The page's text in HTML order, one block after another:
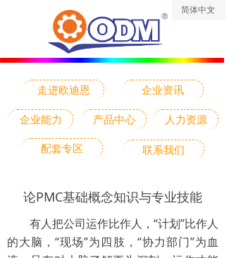
走进欧迪恩
人力资源
企业资讯
联系我们
企业能力
配套专区
ꀅ
简体中文
产品中心
论PMC基础概念知识与专业技能
有人把公司运作比作人，“计划”比作人
的大脑，“现场”为四肢，“协力部门”为血